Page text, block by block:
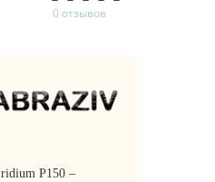
0 отзывов
P150 –